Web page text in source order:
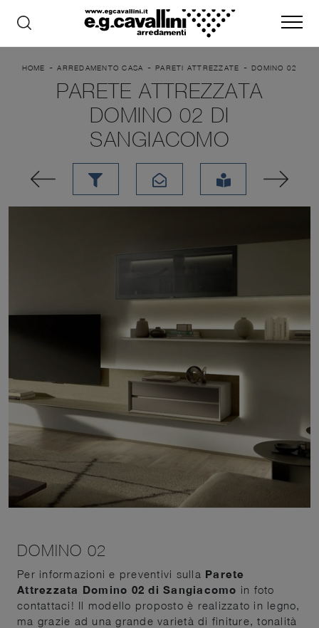
HOME -ARREDAMENTO CASA -PARETI ATTREZZATE -DOMINO 02
PARETE ATTREZZATA
DOMINO 02 DI
SANGIACOMO
DOMINO 02
Per informazioni e preventivi sulla Parete
Attrezzata Domino 02 di Sangiacomo in foto
contattaci! Il modello proposto è realizzato in legno,
ma grazie ad una grande varietà di finiture, tonalità